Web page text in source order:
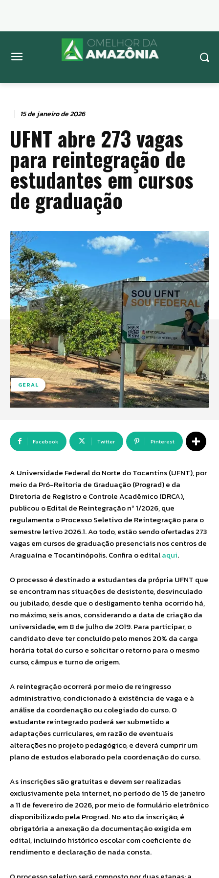
15 de janeiro de 2026
UFNT abre 273 vagas
para reintegração de
estudantes em cursos
de graduação
GERAL
Facebook Twitter Pinterest
A Universidade Federal do Norte do Tocantins (UFNT), por
meio da Pró-Reitoria de Graduação (Prograd) e da
Diretoria de Registro e Controle Acadêmico (DRCA),
publicou o Edital de Reintegração nº 1/2026, que
regulamenta o Processo Seletivo de Reintegração para o
semestre letivo 2026.1. Ao todo, estão sendo ofertadas 273
vagas em cursos de graduação presenciais nos centros de
Araguaína e Tocantinópolis. Confira o editalaqui.
O processo é destinado a estudantes da própria UFNT que
se encontram nas situações de desistente, desvinculado
ou jubilado, desde que o desligamento tenha ocorrido há,
no máximo, seis anos, considerando a data de criação da
universidade, em 8 de julho de 2019. Para participar, o
candidato deve ter concluído pelo menos 20% da carga
horária total do curso e solicitar o retorno para o mesmo
curso, câmpus e turno de origem.
A reintegração ocorrerá por meio de reingresso
administrativo, condicionado à existência de vaga e à
análise da coordenação ou colegiado do curso. O
estudante reintegrado poderá ser submetido a
adaptações curriculares, em razão de eventuais
alterações no projeto pedagógico, e deverá cumprir um
plano de estudos elaborado pela coordenação do curso.
As inscrições são gratuitas e devem ser realizadas
exclusivamente pela internet, no período de 15 de janeiro
a 11 de fevereiro de 2026, por meio de formulário eletrônico
disponibilizado pela Prograd. No ato da inscrição, é
obrigatória a anexação da documentação exigida em
edital, incluindo histórico escolar com coeficiente de
rendimento e declaração de nada consta.